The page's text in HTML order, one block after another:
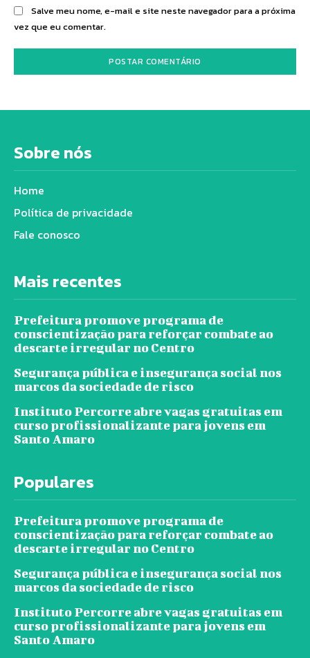
Salve meu nome, e-mail e site neste navegador para a próxima
vez que eu comentar.
Sobre nós
Home
Política de privacidade
Fale conosco
Mais recentes
Prefeitura promove programa de
conscientização para reforçar combate ao
descarte irregular no Centro
Segurança pública e insegurança social nos
marcos da sociedade de risco
Instituto Percorre abre vagas gratuitas em
curso profissionalizante para jovens em
Santo Amaro
Populares
Prefeitura promove programa de
conscientização para reforçar combate ao
descarte irregular no Centro
Segurança pública e insegurança social nos
marcos da sociedade de risco
Instituto Percorre abre vagas gratuitas em
curso profissionalizante para jovens em
Santo Amaro